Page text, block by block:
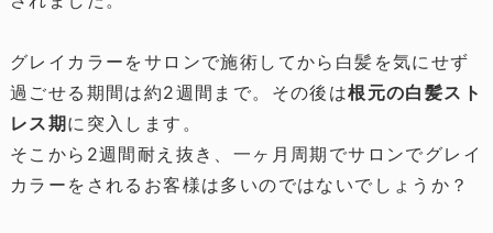
グレイカラーをサロンで施術してから白髪を気にせず
過ごせる期間は約2週間まで。その後は根元の白髪スト
レス期に突入します。
そこから2週間耐え抜き、一ヶ月周期でサロンでグレイ
カラーをされるお客様は多いのではないでしょうか？